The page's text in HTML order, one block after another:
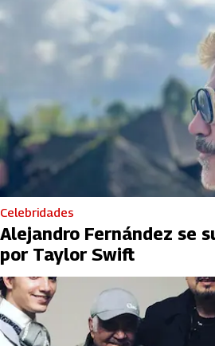
Celebridades
Alejandro Fernández se
por Taylor Swift